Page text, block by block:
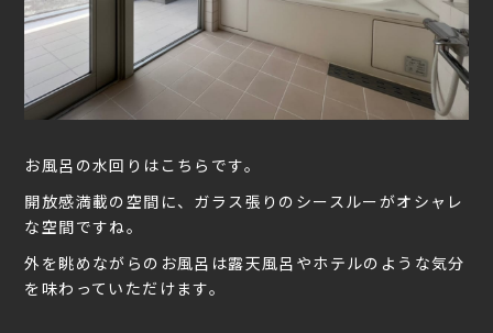
お風呂の水回りはこちらです。
開放感満載の空間に、ガラス張りのシースルーがオシャレ
な空間ですね。
外を眺めながらのお風呂は露天風呂やホテルのような気分
を味わっていただけます。